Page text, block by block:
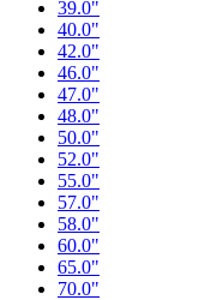
39.0"
40.0"
42.0"
46.0"
47.0"
48.0"
50.0"
52.0"
55.0"
57.0"
58.0"
60.0"
65.0"
70.0"